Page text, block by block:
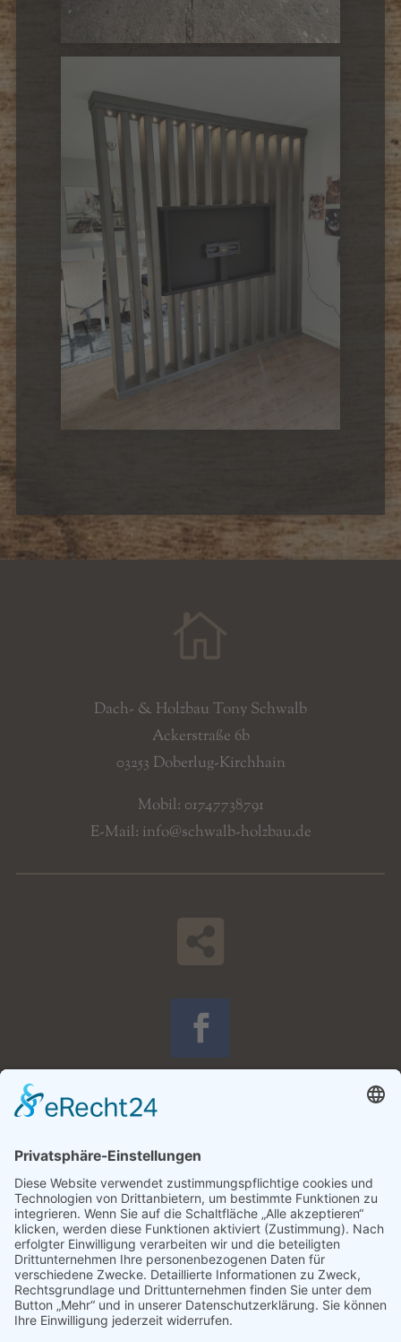

Dach- & Holzbau Tony Schwalb
Ackerstraße 6b
03253 Doberlug-Kirchhain
Mobil: 01747738791
E-Mail: info@schwalb-holzbau.de

p
Kontakt